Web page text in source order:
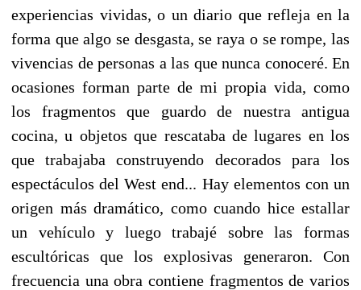
experiencias vividas, o un diario que refleja en la
forma que algo se desgasta, se raya o se rompe, las
vivencias de personas a las que nunca conoceré. En
ocasiones forman parte de mi propia vida, como
los fragmentos que guardo de nuestra antigua
cocina, u objetos que rescataba de lugares en los
que trabajaba construyendo decorados para los
espectáculos del West end... Hay elementos con un
origen más dramático, como cuando hice estallar
un vehículo y luego trabajé sobre las formas
escultóricas que los explosivas generaron. Con
frecuencia una obra contiene fragmentos de varios